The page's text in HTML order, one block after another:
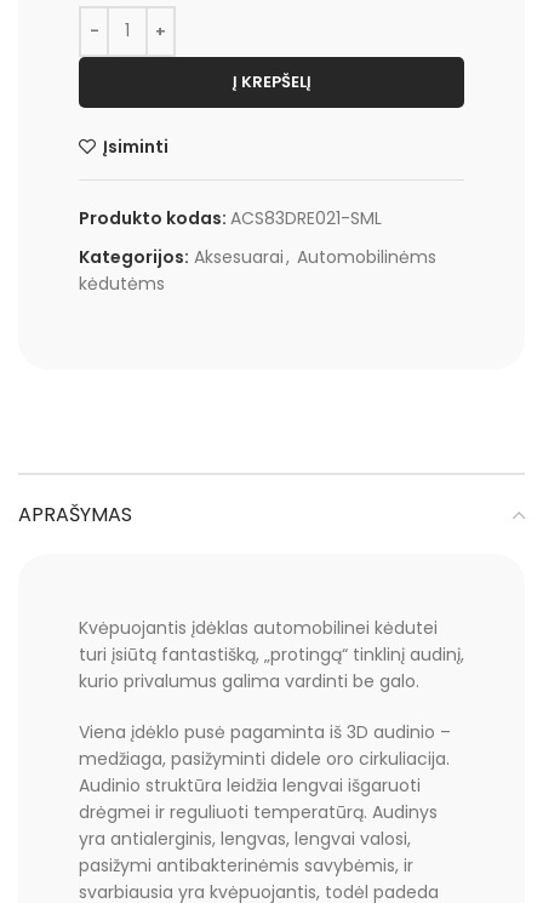
Į KREPŠELĮ
Įsiminti
Produkto kodas: ACS83DRE021-SML
Kategorijos: Aksesuarai, Automobilinėms
kėdutėms
APRAŠYMAS
Kvėpuojantis įdėklas automobilinei kėdutei
turi įsiūtą fantastišką, „protingą“ tinklinį audinį,
kurio privalumus galima vardinti be galo.
Viena įdėklo pusė pagaminta iš 3D audinio –
medžiaga, pasižyminti didele oro cirkuliacija.
Audinio struktūra leidžia lengvai išgaruoti
drėgmei ir reguliuoti temperatūrą. Audinys
yra antialerginis, lengvas, lengvai valosi,
pasižymi antibakterinėmis savybėmis, ir
svarbiausia yra kvėpuojantis, todėl padeda